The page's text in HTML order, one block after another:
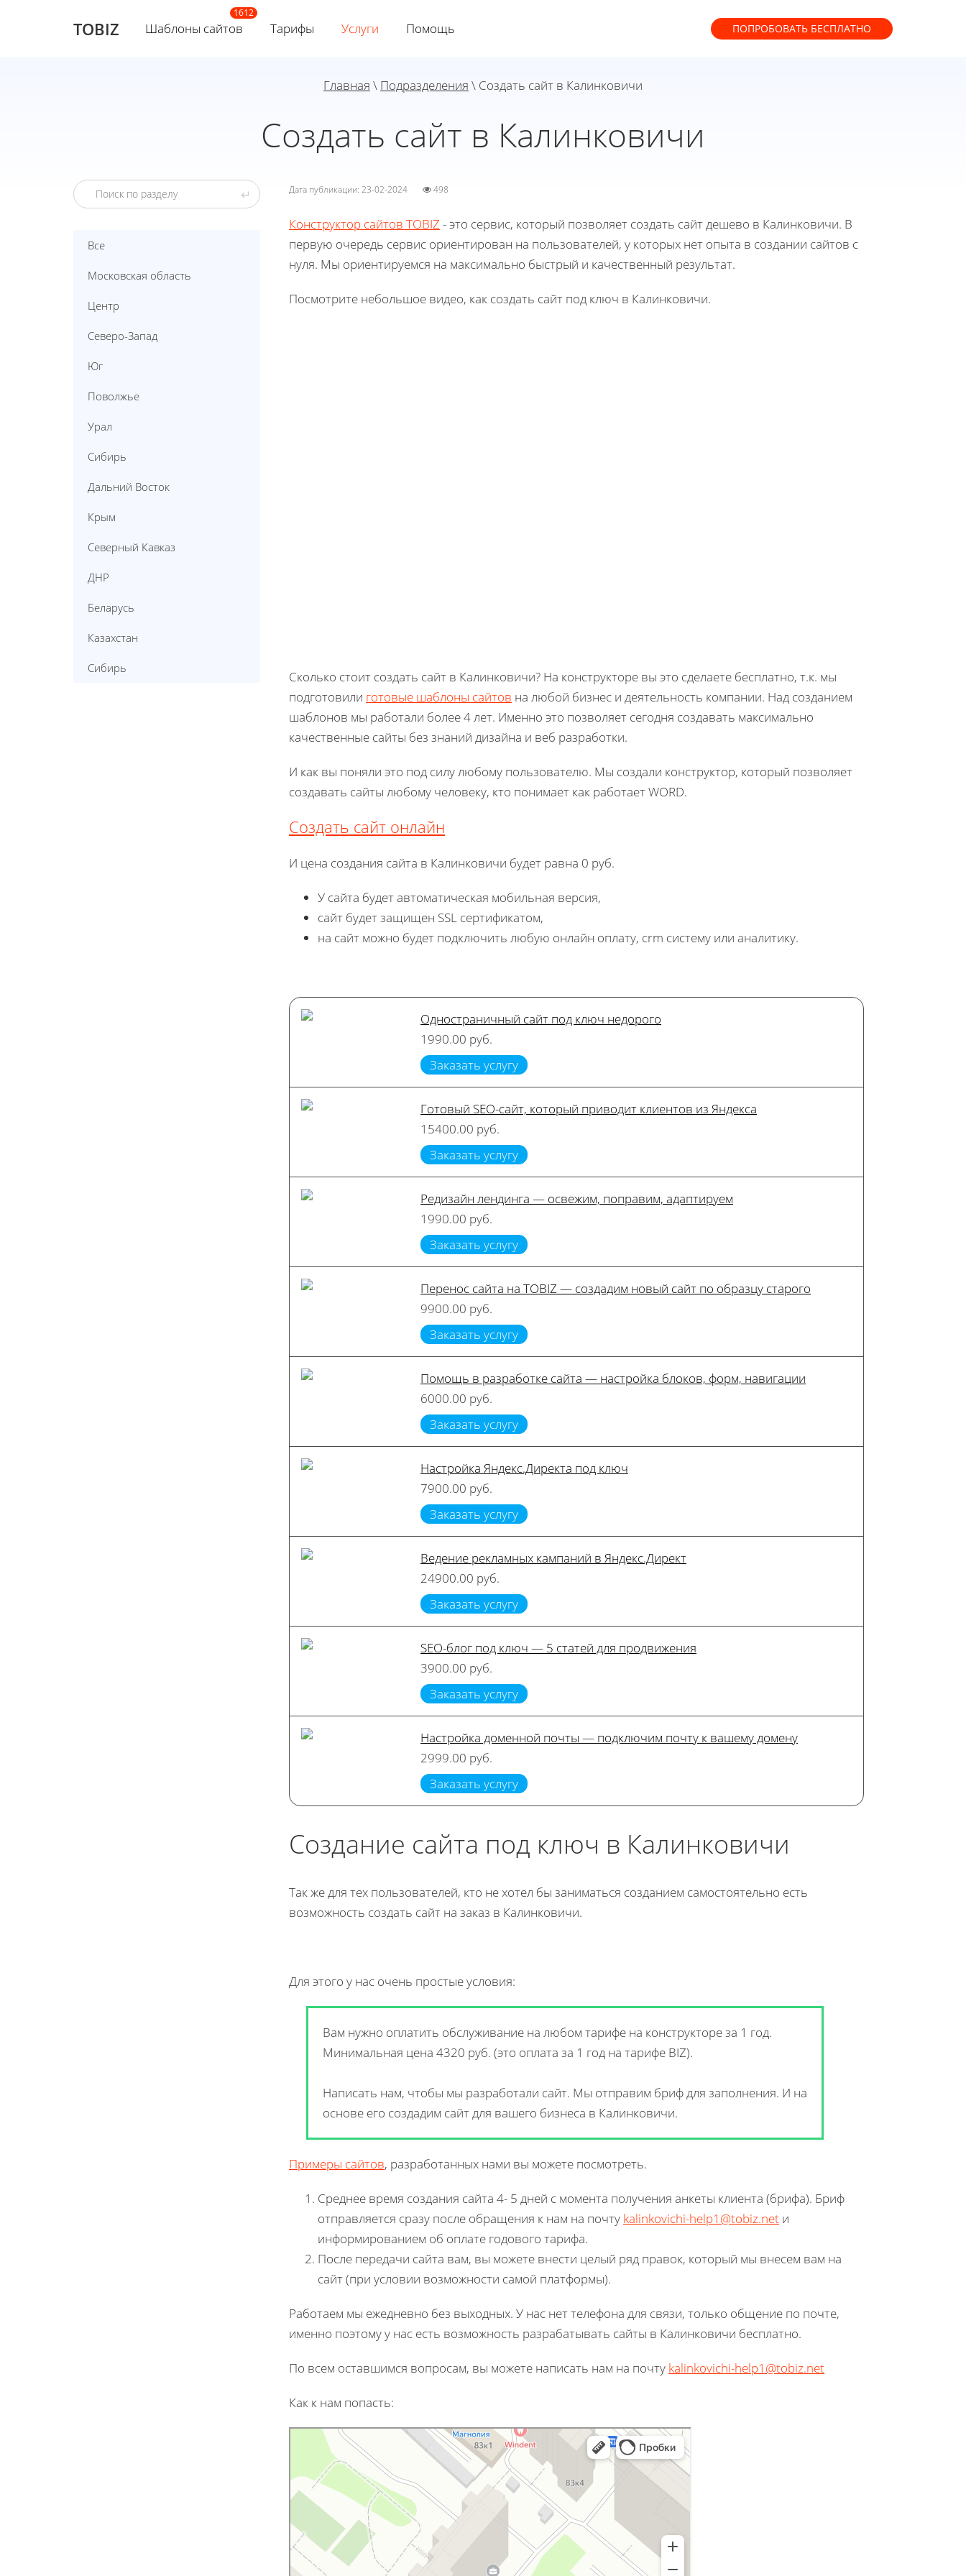
TOBIZ Шаблоны сайтов Тарифы Услуги Помощь ПОПРОБОВАТЬ БЕСПЛАТНО
Главная \ Подразделения \ Создать сайт в Калинковичи
Создать сайт в Калинковичи
↵
Все
Московская область
Центр
Северо-Запад
Юг
Поволжье
Урал
Сибирь
Дальний Восток
Крым
Северный Кавказ
ДНР
Беларусь
Казахстан
Сибирь
Дата публикации: 23-02-2024 498
Конструктор сайтов TOBIZ - это сервис, который позволяет создать сайт дешево в Калинковичи. В
первую очередь сервис ориентирован на пользователей, у которых нет опыта в создании сайтов с
нуля. Мы ориентируемся на максимально быстрый и качественный результат.
Посмотрите небольшое видео, как создать сайт под ключ в Калинковичи.
Сколько стоит создать сайт в Калинковичи? На конструкторе вы это сделаете бесплатно, т.к. мы
подготовили готовые шаблоны сайтов на любой бизнес и деятельность компании. Над созданием
шаблонов мы работали более 4 лет. Именно это позволяет сегодня создавать максимально
качественные сайты без знаний дизайна и веб разработки.
И как вы поняли это под силу любому пользователю. Мы создали конструктор, который позволяет
создавать сайты любому человеку, кто понимает как работает WORD.
Создать сайт онлайн
И цена создания сайта в Калинковичи будет равна 0 руб.
У сайта будет автоматическая мобильная версия,
сайт будет защищен SSL сертификатом,
на сайт можно будет подключить любую онлайн оплату, crm систему или аналитику.
Одностраничный сайт под ключ недорого
1990.00 руб.
Заказать услугу
Готовый SEO-сайт, который приводит клиентов из Яндекса
15400.00 руб.
Заказать услугу
Редизайн лендинга — освежим, поправим, адаптируем
1990.00 руб.
Заказать услугу
Перенос сайта на TOBIZ — создадим новый сайт по образцу старого
9900.00 руб.
Заказать услугу
Помощь в разработке сайта — настройка блоков, форм, навигации
6000.00 руб.
Заказать услугу
Настройка Яндекс.Директа под ключ
7900.00 руб.
Заказать услугу
Ведение рекламных кампаний в Яндекс.Директ
24900.00 руб.
Заказать услугу
SEO-блог под ключ — 5 статей для продвижения
3900.00 руб.
Заказать услугу
Настройка доменной почты — подключим почту к вашему домену
2999.00 руб.
Заказать услугу
Создание сайта под ключ в Калинковичи
Так же для тех пользователей, кто не хотел бы заниматься созданием самостоятельно есть
возможность создать сайт на заказ в Калинковичи.
Для этого у нас очень простые условия:
Вам нужно оплатить обслуживание на любом тарифе на конструкторе за 1 год.
Минимальная цена 4320 руб. (это оплата за 1 год на тарифе BIZ).
Написать нам, чтобы мы разработали сайт. Мы отправим бриф для заполнения. И на
основе его создадим сайт для вашего бизнеса в Калинковичи.
Примеры сайтов, разработанных нами вы можете посмотреть.
Среднее время создания сайта 4- 5 дней с момента получения анкеты клиента (брифа). Бриф
отправляется сразу после обращения к нам на почту kalinkovichi-help1@tobiz.net и
информированием об оплате годового тарифа.
После передачи сайта вам, вы можете внести целый ряд правок, который мы внесем вам на
сайт (при условии возможности самой платформы).
Работаем мы ежедневно без выходных. У нас нет телефона для связи, только общение по почте,
именно поэтому у нас есть возможность разрабатывать сайты в Калинковичи бесплатно.
По всем оставшимся вопросам, вы можете написать нам на почту kalinkovichi-help1@tobiz.net
Как к нам попасть: